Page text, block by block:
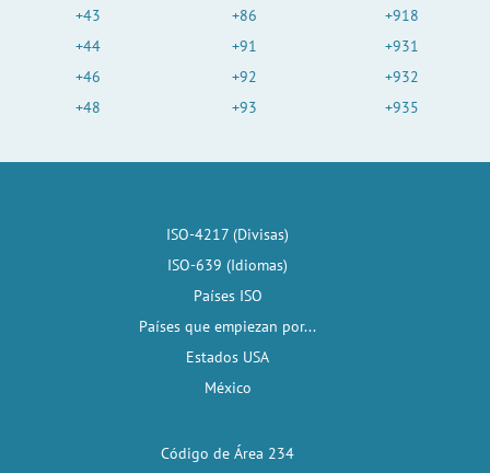
+43
+44
+46
+48
+86
+91
+92
+93
+918
+931
+932
+935
ISO-4217 (Divisas)
ISO-639 (Idiomas)
Países ISO
Países que empiezan por...
Estados USA
México
Código de Área 234